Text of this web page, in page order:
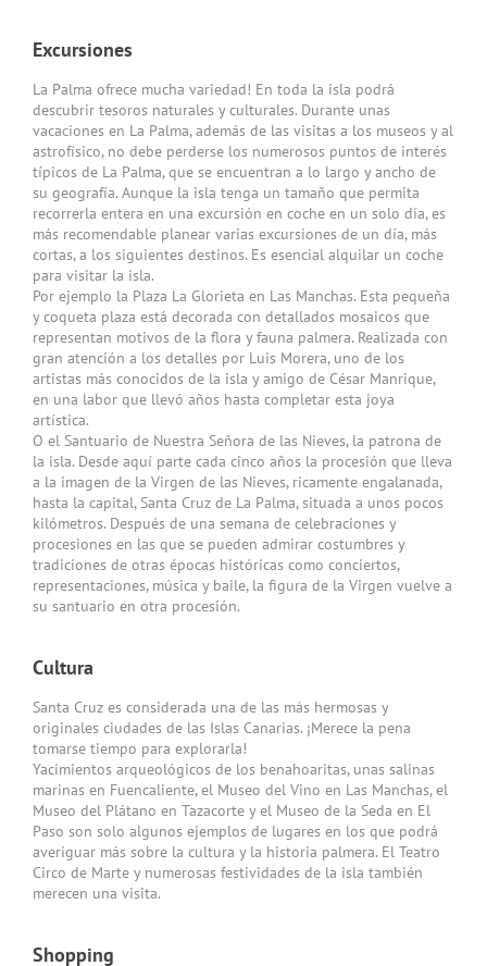
Excursiones
La Palma ofrece mucha variedad! En toda la isla podrá
descubrir tesoros naturales y culturales. Durante unas
vacaciones en La Palma, además de las visitas a los museos y al
astrofísico, no debe perderse los numerosos puntos de interés
típicos de La Palma, que se encuentran a lo largo y ancho de
su geografía. Aunque la isla tenga un tamaño que permita
recorrerla entera en una excursión en coche en un solo día, es
más recomendable planear varias excursiones de un día, más
cortas, a los siguientes destinos. Es esencial alquilar un coche
para visitar la isla.
Por ejemplo la Plaza La Glorieta en Las Manchas. Esta pequeña
y coqueta plaza está decorada con detallados mosaicos que
representan motivos de la flora y fauna palmera. Realizada con
gran atención a los detalles por Luis Morera, uno de los
artistas más conocidos de la isla y amigo de César Manrique,
en una labor que llevó años hasta completar esta joya
artística.
O el Santuario de Nuestra Señora de las Nieves, la patrona de
la isla. Desde aquí parte cada cinco años la procesión que lleva
a la imagen de la Virgen de las Nieves, ricamente engalanada,
hasta la capital, Santa Cruz de La Palma, situada a unos pocos
kilómetros. Después de una semana de celebraciones y
procesiones en las que se pueden admirar costumbres y
tradiciones de otras épocas históricas como conciertos,
representaciones, música y baile, la figura de la Virgen vuelve a
su santuario en otra procesión.
Cultura
Santa Cruz es considerada una de las más hermosas y
originales ciudades de las Islas Canarias. ¡Merece la pena
tomarse tiempo para explorarla!
Yacimientos arqueológicos de los benahoaritas, unas salinas
marinas en Fuencaliente, el Museo del Vino en Las Manchas, el
Museo del Plátano en Tazacorte y el Museo de la Seda en El
Paso son solo algunos ejemplos de lugares en los que podrá
averiguar más sobre la cultura y la historia palmera. El Teatro
Circo de Marte y numerosas festividades de la isla también
merecen una visita.
Shopping